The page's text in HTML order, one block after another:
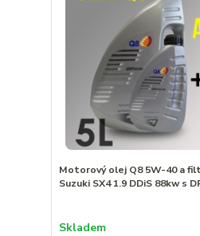
Motorový olej Q8 5W-40 a
Suzuki SX4 1.9 DDiS 88kw s
Skladem